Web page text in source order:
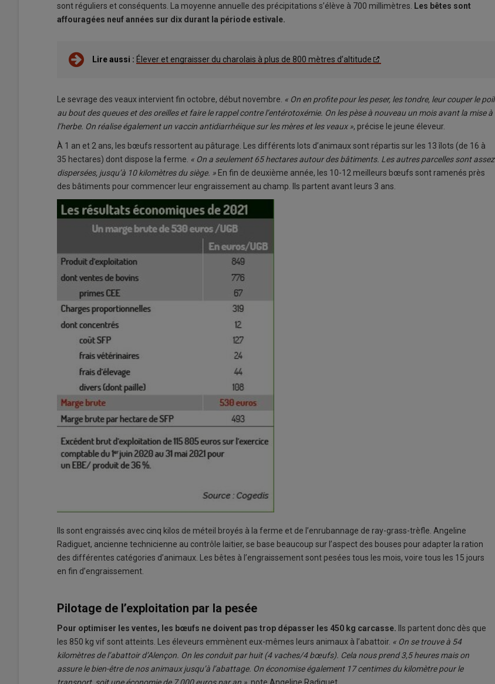
sont réguliers et conséquents. La moyenne annuelle des précipitations s’élève à 700 millimètres. Les bêtes sont
affouragées neuf années sur dix durant la période estivale.
Lire aussi : Élever et engraisser du charolais à plus de 800 mètres d’altitude
Le sevrage des veaux intervient fin octobre, début novembre. « On en profite pour les peser, les tondre, leur couper le poil
au bout des queues et des oreilles et faire le rappel contre l’entérotoxémie. On les pèse à nouveau un mois avant la mise à
l’herbe. On réalise également un vaccin antidiarrhéique sur les mères et les veaux », précise le jeune éleveur.
À 1 an et 2 ans, les bœufs ressortent au pâturage. Les différents lots d’animaux sont répartis sur les 13 îlots (de 16 à
35 hectares) dont dispose la ferme. « On a seulement 65 hectares autour des bâtiments. Les autres parcelles sont assez
dispersées, jusqu’à 10 kilomètres du siège. » En fin de deuxième année, les 10-12 meilleurs bœufs sont ramenés près
des bâtiments pour commencer leur engraissement au champ. Ils partent avant leurs 3 ans.
Ils sont engraissés avec cinq kilos de méteil broyés à la ferme et de l’enrubannage de ray-grass-trèfle. Angeline
Radiguet, ancienne technicienne au contrôle laitier, se base beaucoup sur l’aspect des bouses pour adapter la ration
des différentes catégories d’animaux. Les bêtes à l’engraissement sont pesées tous les mois, voire tous les 15 jours
en fin d’engraissement.
Pilotage de l’exploitation par la pesée
Pour optimiser les ventes, les bœufs ne doivent pas trop dépasser les 450 kg carcasse. Ils partent donc dès que
les 850 kg vif sont atteints. Les éleveurs emmènent eux-mêmes leurs animaux à l’abattoir. « On se trouve à 54
kilomètres de l’abattoir d’Alençon. On les conduit par huit (4 vaches/4 bœufs). Cela nous prend 3,5 heures mais on
assure le bien-être de nos animaux jusqu’à l’abattage. On économise également 17 centimes du kilomètre pour le